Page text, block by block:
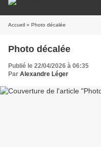
Accueil » Photo décalée
Photo décalée
Publié le 22/04/2026 à 06:35
Par Alexandre Léger